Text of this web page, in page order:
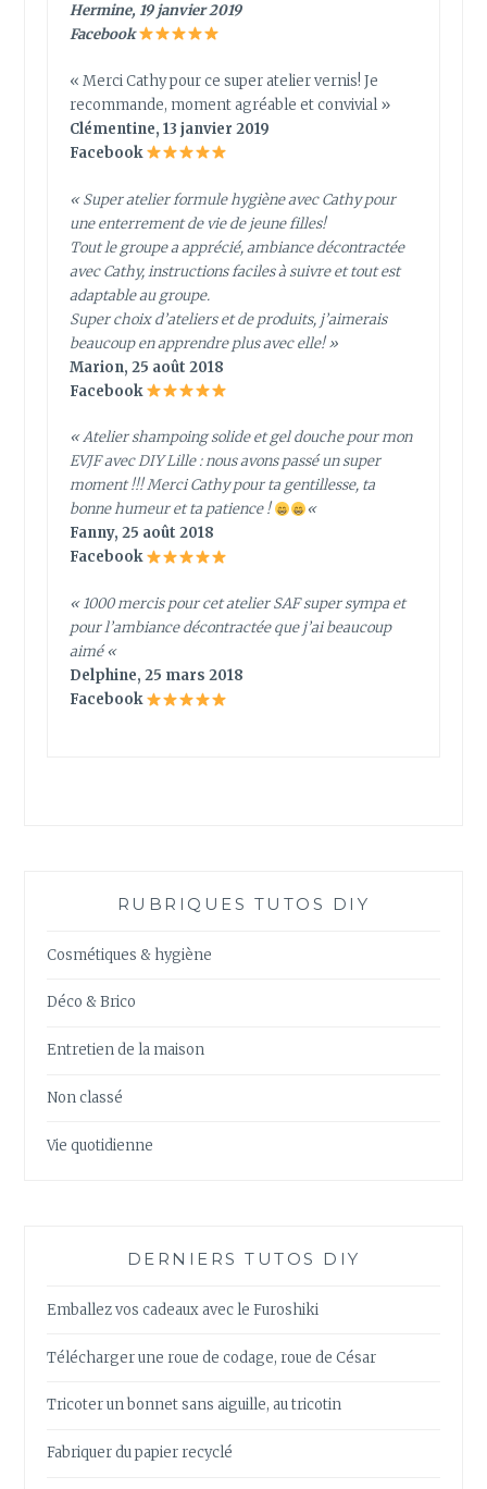
Hermine, 19 janvier 2019
Facebook
« Merci Cathy pour ce super atelier vernis! Je
recommande, moment agréable et convivial »
Clémentine, 13 janvier 2019
Facebook
« Super atelier formule hygiène avec Cathy pour
une enterrement de vie de jeune filles!
Tout le groupe a apprécié, ambiance décontractée
avec Cathy, instructions faciles à suivre et tout est
adaptable au groupe.
Super choix d’ateliers et de produits, j’aimerais
beaucoup en apprendre plus avec elle! »
Marion, 25 août 2018
Facebook
« Atelier shampoing solide et gel douche pour mon
EVJF avec DIY Lille : nous avons passé un super
moment !!! Merci Cathy pour ta gentillesse, ta
bonne humeur et ta patience !
«
Fanny, 25 août 2018
Facebook
« 1000 mercis pour cet atelier SAF super sympa et
pour l’ambiance décontractée que j’ai beaucoup
aimé«
Delphine, 25 mars 2018
Facebook
RUBRIQUES TUTOS DIY
Cosmétiques & hygiène
Déco & Brico
Entretien de la maison
Non classé
Vie quotidienne
DERNIERS TUTOS DIY
Emballez vos cadeaux avec le Furoshiki
Télécharger une roue de codage, roue de César
Tricoter un bonnet sans aiguille, au tricotin
Fabriquer du papier recyclé